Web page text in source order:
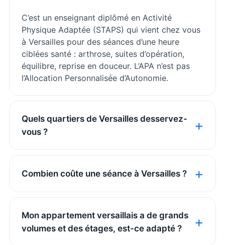
C’est un enseignant diplômé en Activité
Physique Adaptée (STAPS) qui vient chez vous
à Versailles pour des séances d’une heure
ciblées santé : arthrose, suites d’opération,
équilibre, reprise en douceur. L’APA n’est pas
l’Allocation Personnalisée d’Autonomie.
Quels quartiers de Versailles desservez-
vous ?
Combien coûte une séance à Versailles ?
Mon appartement versaillais a de grands
volumes et des étages, est-ce adapté ?